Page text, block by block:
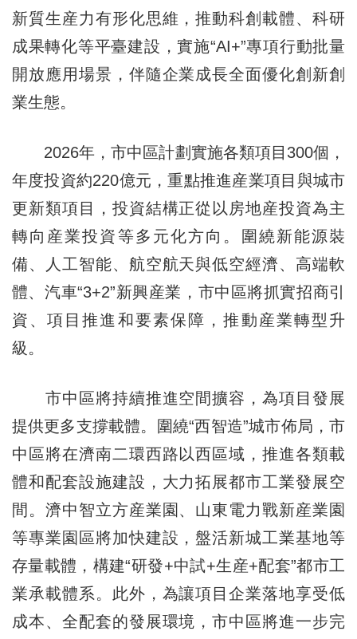
新質生産力有形化思維，推動科創載體、科研
成果轉化等平臺建設，實施“AI+”專項行動批量
開放應用場景，伴隨企業成長全面優化創新創
業生態。
2026年，市中區計劃實施各類項目300個，
年度投資約220億元，重點推進産業項目與城市
更新類項目，投資結構正從以房地産投資為主
轉向産業投資等多元化方向。圍繞新能源裝
備、人工智能、航空航天與低空經濟、高端軟
體、汽車“3+2”新興産業，市中區將抓實招商引
資、項目推進和要素保障，推動産業轉型升
級。
市中區將持續推進空間擴容，為項目發展
提供更多支撐載體。圍繞“西智造”城市佈局，市
中區將在濟南二環西路以西區域，推進各類載
體和配套設施建設，大力拓展都市工業發展空
間。濟中智立方産業園、山東電力戰新産業園
等專業園區將加快建設，盤活新城工業基地等
存量載體，構建“研發+中試+生産+配套”都市工
業承載體系。此外，為讓項目企業落地享受低
成本、全配套的發展環境，市中區將進一步完